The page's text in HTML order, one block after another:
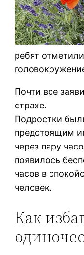
ребят
Почти все
страхе.
Подростки
предстоящим
через пару
появилось
часов в
человек.
Как